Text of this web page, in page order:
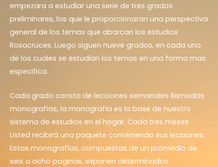
empezara a estudiar una serie de tres grados
preliminares, los que le proporcionaran una perspectiva
general de los temas que abarcan los estudios
Rosacruces. Luego siguen nueve grados, en cada uno
de los cuales se estudian los temas en una forma mas
especifica.
Cada grado consta de lecciones semanales llamadas
monografías, la monografía es la base de nuestro
sistema de estudios en el hogar. Cada tres meses
Usted recibirá una paquete conteniendo sus lecciones.
Estas monografías, compuestas de un promedio de
seis a ocho paginas, exponen determinados